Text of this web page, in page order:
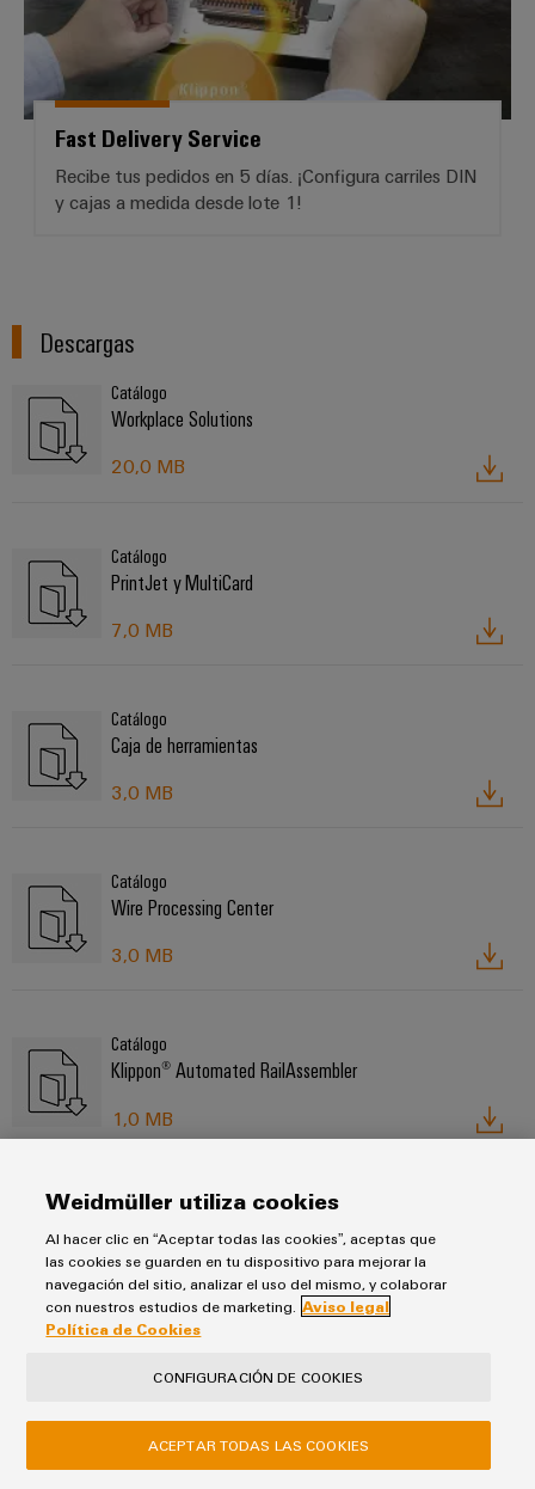
Fast Delivery Service
Recibe tus pedidos en 5 días. ¡Configura carriles DIN
y cajas a medida desde lote 1!
Descargas
Catálogo
Workplace Solutions
20,0 MB
Catálogo
PrintJet y MultiCard
7,0 MB
Catálogo
Caja de herramientas
3,0 MB
Catálogo
Wire Processing Center
3,0 MB
Catálogo
Klippon® Automated RailAssembler
1,0 MB
Catálogo
Klippon® Automated RailLaser
2,0 MB
Catálogo
14,0 MB
Weidmüller utiliza cookies
Al hacer clic en “Aceptar todas las cookies”, aceptas que
las cookies se guarden en tu dispositivo para mejorar la
navegación del sitio, analizar el uso del mismo, y colaborar
con nuestros estudios de marketing. Aviso legal
Política de Cookies
CONFIGURACIÓN DE COOKIES
ACEPTAR TODAS LAS COOKIES